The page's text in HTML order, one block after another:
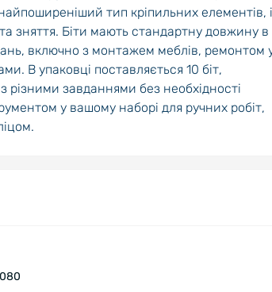
тип кріпильних елементів, і
зняття. Біти мають стандартну довжину
включно з монтажем меблів, ремонтом
В упаковці поставляється 10 біт,
різними завданнями без необхідності
у вашому наборі для ручних робіт,